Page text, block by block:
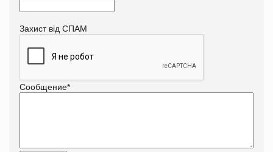
Захист від СПАМ
Сообщение*